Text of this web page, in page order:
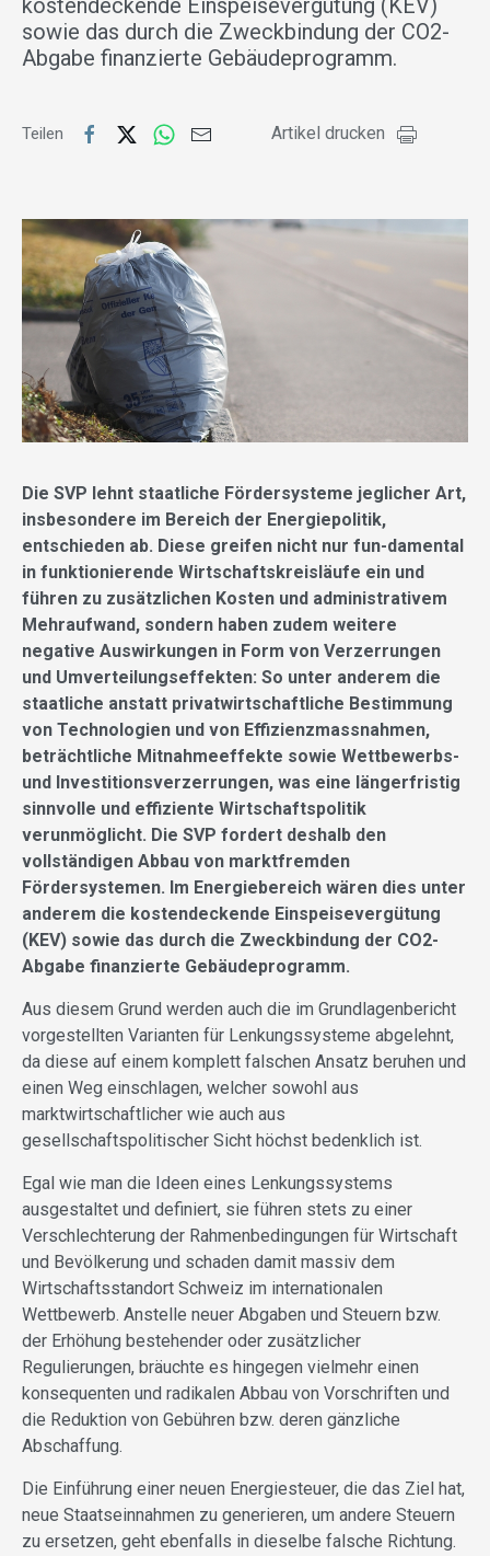
kostendeckende Einspeisevergütung (KEV)
sowie das durch die Zweckbindung der CO2-
Abgabe finanzierte Gebäudeprogramm.
Teilen Artikel drucken
Die SVP lehnt staatliche Fördersysteme jeglicher Art,
insbesondere im Bereich der Energiepolitik,
entschieden ab. Diese greifen nicht nur fun-damental
in funktionierende Wirtschaftskreisläufe ein und
führen zu zusätzlichen Kosten und administrativem
Mehraufwand, sondern haben zudem weitere
negative Auswirkungen in Form von Verzerrungen
und Umverteilungseffekten: So unter anderem die
staatliche anstatt privatwirtschaftliche Bestimmung
von Technologien und von Effizienzmassnahmen,
beträchtliche Mitnahmeeffekte sowie Wettbewerbs-
und Investitionsverzerrungen, was eine längerfristig
sinnvolle und effiziente Wirtschaftspolitik
verunmöglicht. Die SVP fordert deshalb den
vollständigen Abbau von marktfremden
Fördersystemen. Im Energiebereich wären dies unter
anderem die kostendeckende Einspeisevergütung
(KEV) sowie das durch die Zweckbindung der CO2-
Abgabe finanzierte Gebäudeprogramm.
Aus diesem Grund werden auch die im Grundlagenbericht
vorgestellten Varianten für Lenkungssysteme abgelehnt,
da diese auf einem komplett falschen Ansatz beruhen und
einen Weg einschlagen, welcher sowohl aus
marktwirtschaftlicher wie auch aus
gesellschaftspolitischer Sicht höchst bedenklich ist.
Egal wie man die Ideen eines Lenkungssystems
ausgestaltet und definiert, sie führen stets zu einer
Verschlechterung der Rahmenbedingungen für Wirtschaft
und Bevölkerung und schaden damit massiv dem
Wirtschaftsstandort Schweiz im internationalen
Wettbewerb. Anstelle neuer Abgaben und Steuern bzw.
der Erhöhung bestehender oder zusätzlicher
Regulierungen, bräuchte es hingegen vielmehr einen
konsequenten und radikalen Abbau von Vorschriften und
die Reduktion von Gebühren bzw. deren gänzliche
Abschaffung.
Die Einführung einer neuen Energiesteuer, die das Ziel hat,
neue Staatseinnahmen zu generieren, um andere Steuern
zu ersetzen, geht ebenfalls in dieselbe falsche Richtung.